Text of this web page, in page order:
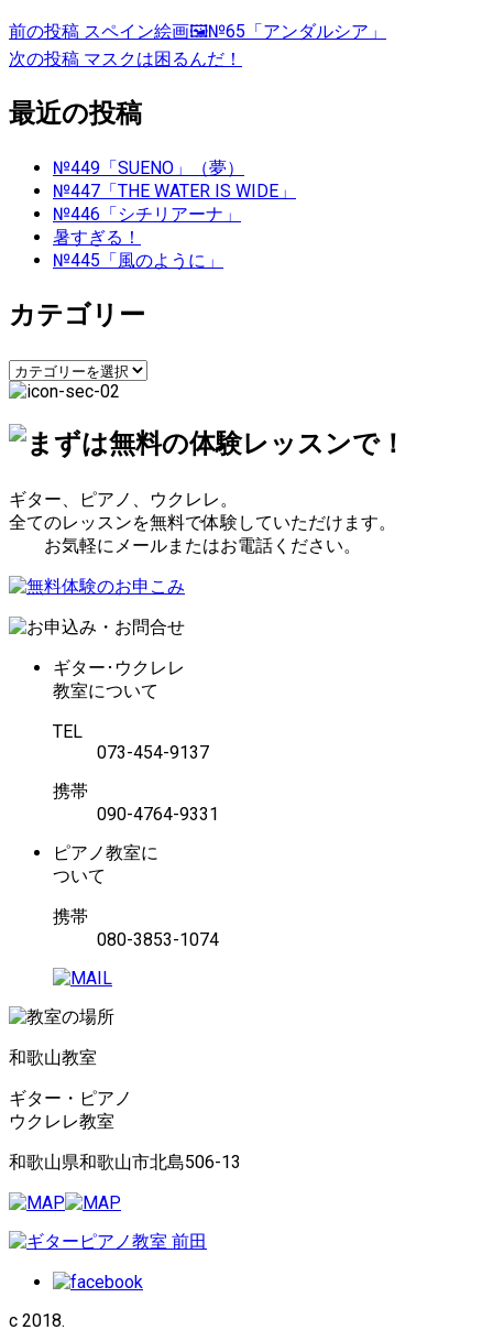
投
稿
ナ
ビ
ゲ
シ
ョ
ン
前の投稿 スペイン絵画🖼№65「アンダルシア」
次の投稿 マスクは困るんだ！
最近の投稿
№449「SUENO」（夢）
№447「THE WATER IS WIDE」
№446「シチリアーナ」
暑すぎる！
№445「風のように」
カテゴリー
カ
テ
リ
ギター、ピアノ、ウクレレ。
全てのレッスンを無料で体験していただけます。
お気軽にメールまたはお電話ください。
ギター･ウクレレ
教室について
TEL
073-454-9137
携帯
090-4764-9331
ピアノ教室に
ついて
携帯
080-3853-1074
和歌山教室
ギター・ピアノ
ウクレレ教室
和歌山県和歌山市北島506-13
c 2018.